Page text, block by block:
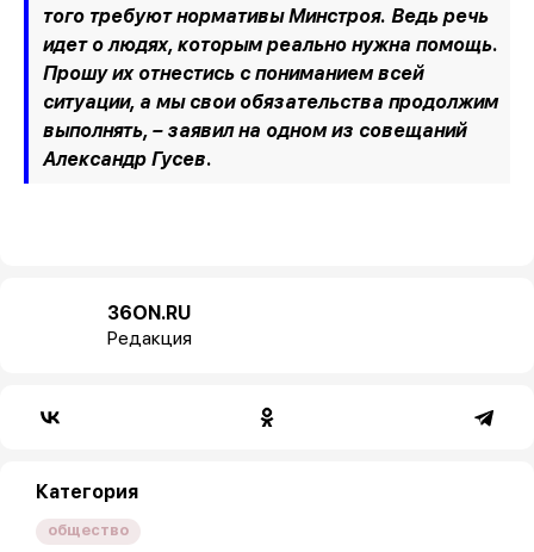
того требуют нормативы Минстроя. Ведь речь
идет о людях, которым реально нужна помощь.
Прошу их отнестись с пониманием всей
ситуации, а мы свои обязательства продолжим
выполнять, – заявил на одном из совещаний
Александр Гусев.
36ON.RU
Редакция
Категория
общество